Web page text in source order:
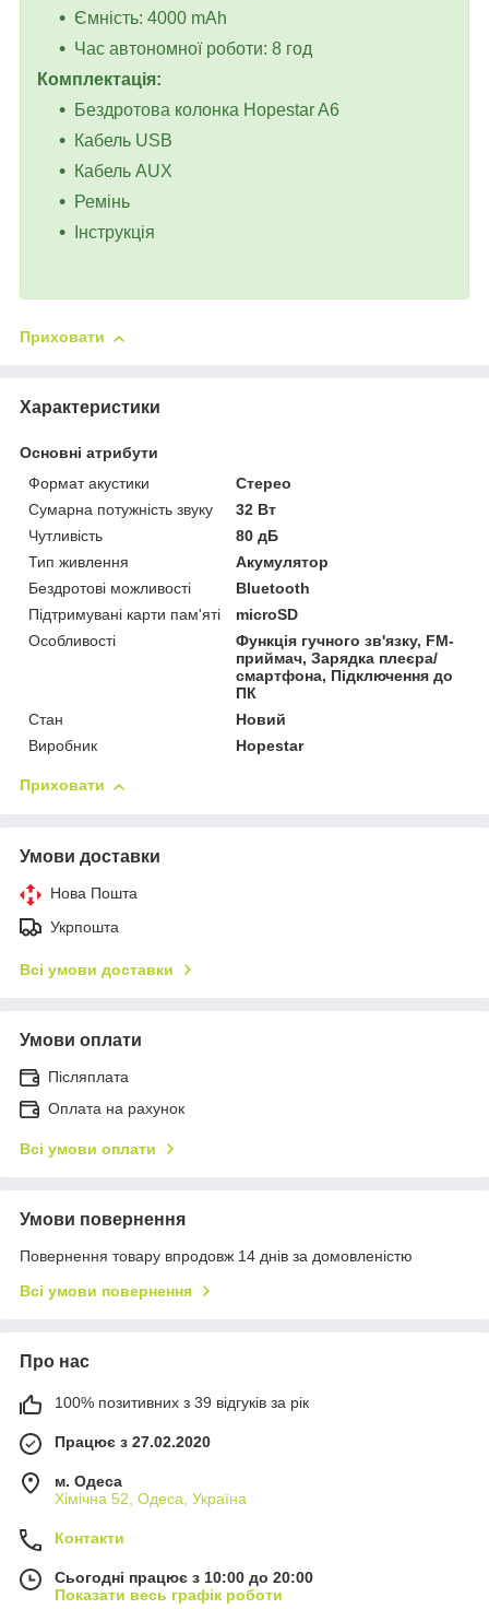
Ємність: 4000 mAh
Час автономної роботи: 8 год
Комплектація:
Бездротова колонка Hopestar A6
Кабель USB
Кабель AUX
Ремінь
Інструкція
Приховати
Характеристики
Основні атрибути
Формат акустики
Стерео
Сумарна потужність звуку
32 Вт
Чутливість
80 дБ
Тип живлення
Акумулятор
Бездротові можливості
Bluetooth
Підтримувані карти пам'яті
microSD
Особливості
Функція гучного зв'язку, FM-
приймач, Зарядка плеєра/
смартфона, Підключення до
ПК
Стан
Новий
Виробник
Hopestar
Приховати
Умови доставки
Нова Пошта
Укрпошта
Всі умови доставки
Умови оплати
Післяплата
Оплата на рахунок
Всі умови оплати
Умови повернення
Повернення товару впродовж 14 днів за домовленістю
Всі умови повернення
Про нас
100% позитивних з 39 відгуків за рік
Працює з 27.02.2020
м. Одеса
Хімічна 52, Одеса, Україна
Контакти
Сьогодні працює з 10:00 до 20:00
Показати весь графік роботи